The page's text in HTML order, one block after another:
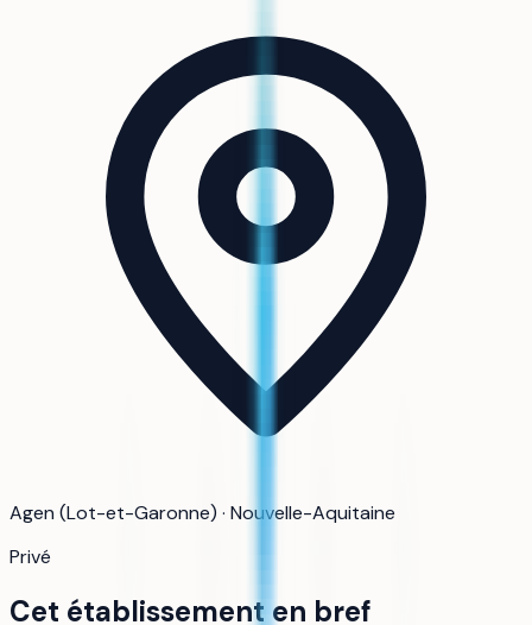
Agen (Lot-et-Garonne) · Nouvelle-Aquitaine
Privé
Cet établissement en bref